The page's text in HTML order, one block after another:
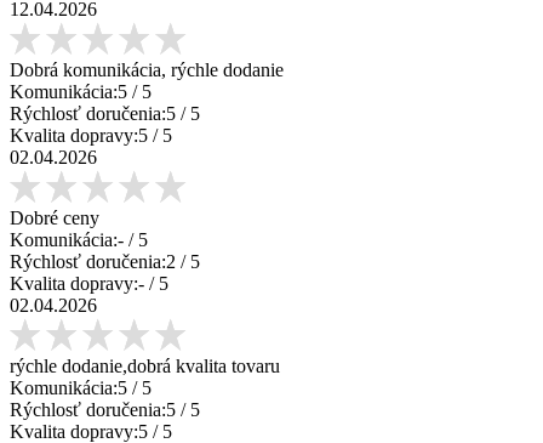
12.04.2026
Dobrá komunikácia, rýchle dodanie
Komunikácia:5 / 5
Rýchlosť doručenia:5 / 5
Kvalita dopravy:5 / 5
02.04.2026
Dobré ceny
Komunikácia:- / 5
Rýchlosť doručenia:2 / 5
Kvalita dopravy:- / 5
02.04.2026
rýchle dodanie,dobrá kvalita tovaru
Komunikácia:5 / 5
Rýchlosť doručenia:5 / 5
Kvalita dopravy:5 / 5